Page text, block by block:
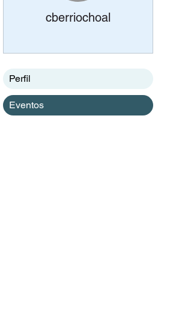
cberriochoal
Perfil
Eventos